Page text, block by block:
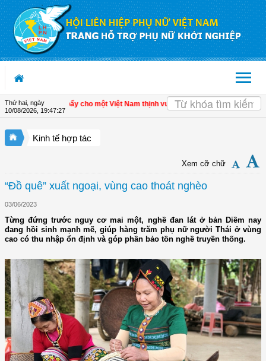
Truy cập nội dung luôn
Thứ hai, ngày
10/08/2026 19:47:28
tư nhân - Đòn bẩy cho một Việt Nam thịnh vượng | Hội LHPN tỉnh Kiên
Kinh tế hợp tác
Xem cỡ chữ
“Đồ quê” xuất ngoại, vùng cao thoát nghèo
03/06/2023
Từng đứng trước nguy cơ mai một, nghề đan lát ở bản Diềm nay
đang hồi sinh mạnh mẽ, giúp hàng trăm phụ nữ người Thái ở vùng
cao có thu nhập ổn định và góp phần bảo tồn nghề truyền thống.